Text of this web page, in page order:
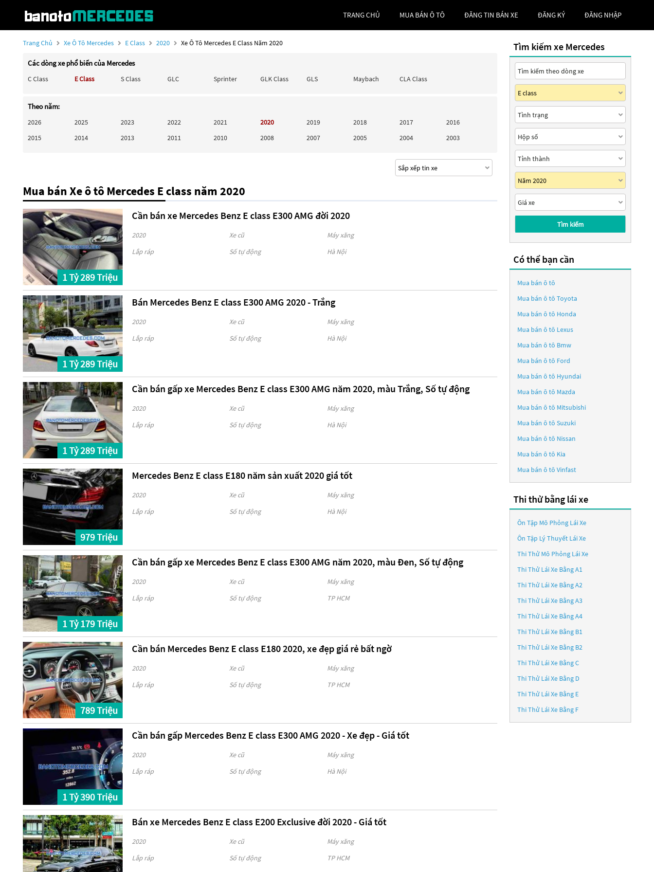
TRANG CHỦ MUA BÁN Ô TÔ ĐĂNG TIN BÁN XE ĐĂNG KÝ ĐĂNG NHẬP
Trang Chủ Xe Ô Tô Mercedes E Class 2020 Xe Ô Tô Mercedes E Class Năm 2020
Các dòng xe phổ biến của Mercedes
C Class E Class S Class GLC Sprinter GLK Class GLS Maybach CLA Class
Theo năm:
2026 2025 2023 2022 2021 2020 2019 2018 2017
2016
2015
2014 2013 2011 2010 2008 2007 2005 2004 2003
Mua bán Xe ô tô Mercedes E class năm 2020
1 Tỷ 289 Triệu
Cần bán xe Mercedes Benz E class E300 AMG đời 2020
2020 Xe cũ
Máy xăng
Lắp ráp
Số tự động Hà Nội
1 Tỷ 289 Triệu
Bán Mercedes Benz E class E300 AMG 2020 - Trắng
2020 Xe cũ
Máy xăng
Lắp ráp
Số tự động Hà Nội
1 Tỷ 289 Triệu
Cần bán gấp xe Mercedes Benz E class E300 AMG năm 2020, màu Trắng, Số tự động
2020 Xe cũ
Máy xăng
Lắp ráp
Số tự động Hà Nội
979 Triệu
Mercedes Benz E class E180 năm sản xuất 2020 giá tốt
2020 Xe cũ
Máy xăng
Lắp ráp
Số tự động Hà Nội
1 Tỷ 179 Triệu
Cần bán gấp xe Mercedes Benz E class E300 AMG năm 2020, màu Đen, Số tự động
2020 Xe cũ
Máy xăng
Lắp ráp
Số tự động TP HCM
789 Triệu
Cần bán Mercedes Benz E class E180 2020, xe đẹp giá rẻ bất ngờ
2020 Xe cũ
Máy xăng
Lắp ráp
Số tự động TP HCM
1 Tỷ 390 Triệu
Cần bán gấp Mercedes Benz E class E300 AMG 2020 - Xe đẹp - Giá tốt
2020 Xe cũ
Máy xăng
Lắp ráp
Số tự động Hà Nội
Bán xe Mercedes Benz E class E200 Exclusive đời 2020 - Giá tốt
2020 Xe cũ
Máy xăng
Lắp ráp
Số tự động TP HCM
Tìm kiếm xe Mercedes
Tìm kiếm
Có thể bạn cần
Mua bán ô tô
Mua bán ô tô Toyota
Mua bán ô tô Honda
Mua bán ô tô Lexus
Mua bán ô tô Bmw
Mua bán ô tô Ford
Mua bán ô tô Hyundai
Mua bán ô tô Mazda
Mua bán ô tô Mitsubishi
Mua bán ô tô Suzuki
Mua bán ô tô Nissan
Mua bán ô tô Kia
Mua bán ô tô Vinfast
Thi thử bằng lái xe
Ôn Tập Mô Phỏng Lái Xe
Ôn Tập Lý Thuyết Lái Xe
Thi Thử Mô Phỏng Lái Xe
Thi Thử Lái Xe Bằng A1
Thi Thử Lái Xe Bằng A2
Thi Thử Lái Xe Bằng A3
Thi Thử Lái Xe Bằng A4
Thi Thử Lái Xe Bằng B1
Thi Thử Lái Xe Bằng B2
Thi Thử Lái Xe Bằng C
Thi Thử Lái Xe Bằng D
Thi Thử Lái Xe Bằng E
Thi Thử Lái Xe Bằng F